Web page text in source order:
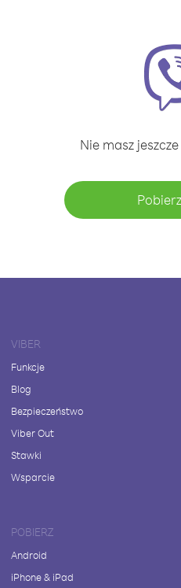
Nie masz
VIBER
Funkcje
Blog
Bezpieczeństwo
Viber Out
Stawki
Wsparcie
POBIERZ
Android
iPhone & iPad